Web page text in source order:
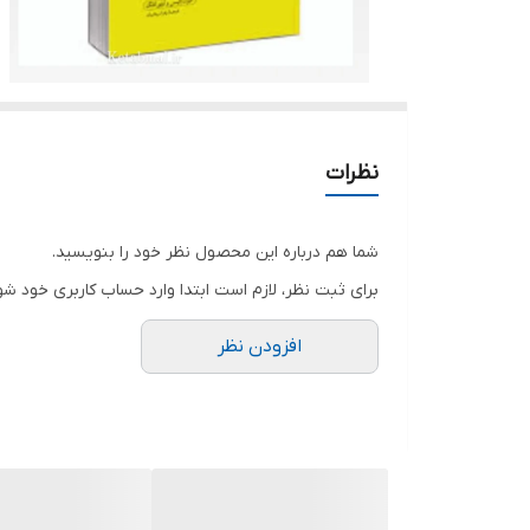
نظرات
شما هم درباره این محصول نظر خود را بنویسید.
برای ثبت نظر، لازم است ابتدا وارد حساب کاربری خود
افزودن نظر